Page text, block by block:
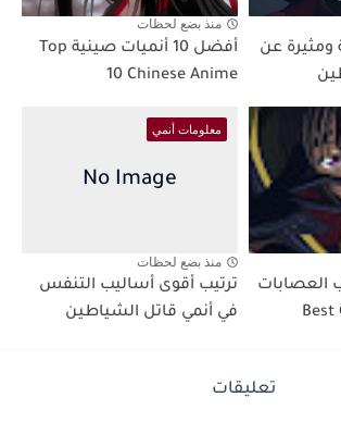
ومثيرة عن
منذ بضع لحظات
أفضل 10 أنميات صينية Top
10 Chinese Anime
العصابات
Best
معلومات أنمي
منذ بضع لحظات
ترتيب أقوى أساليب التنفس
في أنمي قاتل الشياطين
تعليقات